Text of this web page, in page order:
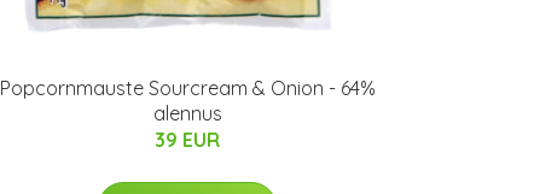
Popcornmauste Sourcream & Onion - 64%
alennus
39 EUR